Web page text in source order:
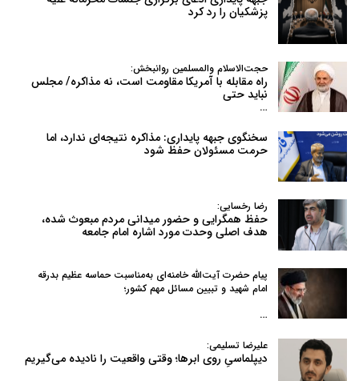
پزشکیان را رد کرد
حجت‌الاسلام والمسلمین روانبخش:
راه مقابله با آمریکا مقاومت است، نه مذاکره/ مجلس
نباید حتی
…
سخنگوی جبهه پایداری: مذاکره نتیجه‌ای ندارد، اما
حرمت مسئولان حفظ شود
رضا رخسایی:
حفظ همگرایی و حضور میدانی مردم مبعوث شده،
هدف اصلی وحدت مورد اشاره امام جامعه
پیام حضرت آیت‌الله خامنه‌ای به‌مناسبت حماسه عظیم بدرقه
امام شهید و تبیین مسائل مهم کشور؛
…
علیرضا تسلیمی:
دیپلماسیِ روی ابرها؛ وقتی واقعیت را نادیده می‌گیریم